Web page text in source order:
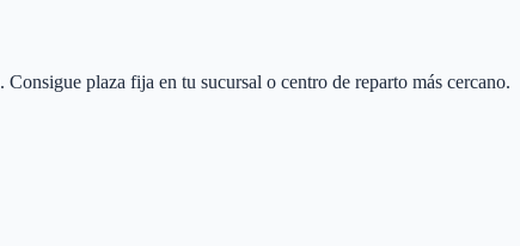
. Consigue plaza fija en tu sucursal o centro de reparto más cercano.